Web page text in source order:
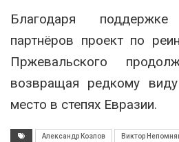
Благодаря
партнёров проект по
Пржевальского
возвращая редкому
место в степях Евразии.
Александр Козлов Виктор